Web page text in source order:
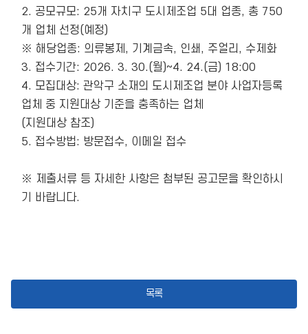
2. 공모규모: 25개 자치구 도시제조업 5대 업종, 총 750
개 업체 선정(예정)
※ 해당업종: 의류봉제, 기계금속, 인쇄, 주얼리, 수제화
3. 접수기간: 2026. 3. 30.(월)~4. 24.(금) 18:00
4. 모집대상: 관악구 소재의 도시제조업 분야 사업자등록
업체 중 지원대상 기준을 충족하는 업체
(지원대상 참조)
5. 접수방법: 방문접수, 이메일 접수
※ 제출서류 등 자세한 사항은 첨부된 공고문을 확인하시
기 바랍니다.
목록